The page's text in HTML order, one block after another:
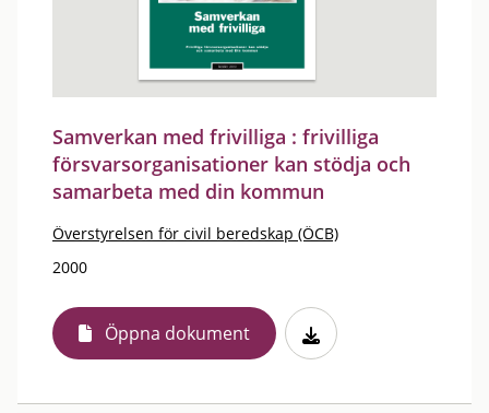
Samverkan med frivilliga : frivilliga
försvarsorganisationer kan stödja och
samarbeta med din kommun
Överstyrelsen för civil beredskap (ÖCB)
2000
Öppna dokument